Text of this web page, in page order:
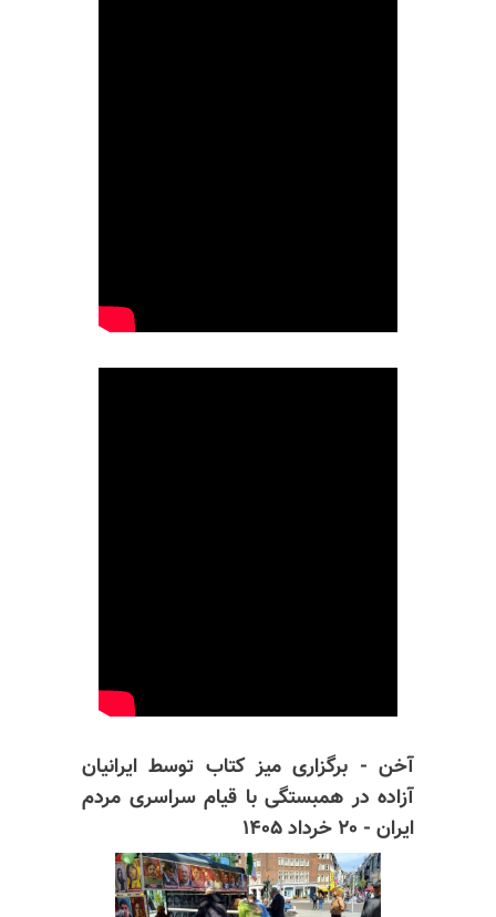
آخن - برگزاری میز کتاب توسط ایرانیان
آزاده در همبستگی با قیام سراسری مردم
ایران - ۲۰ خرداد ۱۴۰۵